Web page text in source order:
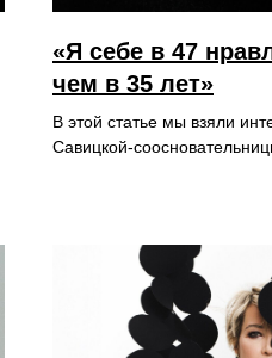
«Я себе в 47
чем в 35 лет»
В этой статье мы взяли
Савицкой-